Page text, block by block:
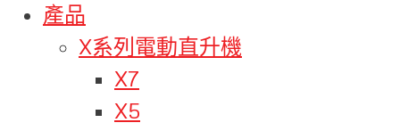
產品
X系列電動直升機
X7
X5